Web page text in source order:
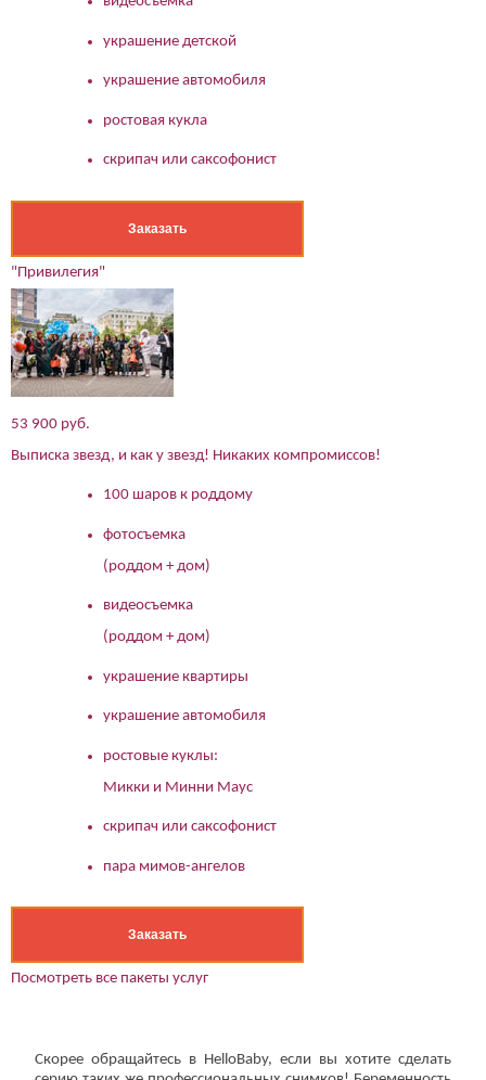
украшение детской
украшение автомобиля
ростовая кукла
скрипач или саксофонист
Заказать
"Привилегия"
53 900 руб.
Выписка звезд, и как у звезд! Никаких компромиссов!
100 шаров к роддому
фотосъемка
(роддом + дом)
видеосъемка
(роддом + дом)
украшение квартиры
украшение автомобиля
ростовые куклы:
Микки и Минни Маус
скрипач или саксофонист
пара мимов-ангелов
Заказать
Посмотреть все пакеты услуг
Скорее обращайтесь в HelloBaby, если вы хотите сделать